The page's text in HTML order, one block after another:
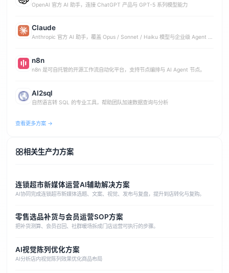
OpenAI 官方 AI 助手，连接 ChatGPT 产品与 GPT-5 系列模型能力
Claude
Anthropic 官方 AI 助手，覆盖 Opus / Sonnet / Haiku 模型与企业级 Agent 能
n8n
n8n 是可自托管的开源工作流自动化平台，支持节点编排与 AI Agent 节点。
AI2sql
自然语言转 SQL 的专业工具，帮助团队加速数据查询与分析
查看更多方案 →
相关生产力方案
连锁超市新媒体运营AI辅助解决方案
AI协同完成连锁超市新媒体选题、文案、视觉、发布与复盘，提升到店转化与复购。
零售选品补货与会员运营SOP方案
把补货测算、会员召回、社群暖场拆成门店运营可执行的步骤。
AI视觉陈列优化方案
AI分析店内视觉陈列效果优化商品布局